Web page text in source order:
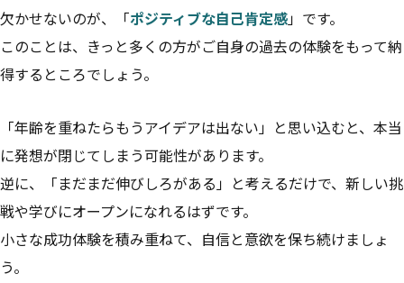
欠かせないのが、「ポジティブな自己肯定感」です。
このことは、きっと多くの方がご自身の過去の体験をもって納
得するところでしょう。
「年齢を重ねたらもうアイデアは出ない」と思い込むと、本当
に発想が閉じてしまう可能性があります。
逆に、「まだまだ伸びしろがある」と考えるだけで、新しい挑
戦や学びにオープンになれるはずです。
小さな成功体験を積み重ねて、自信と意欲を保ち続けましょ
う。